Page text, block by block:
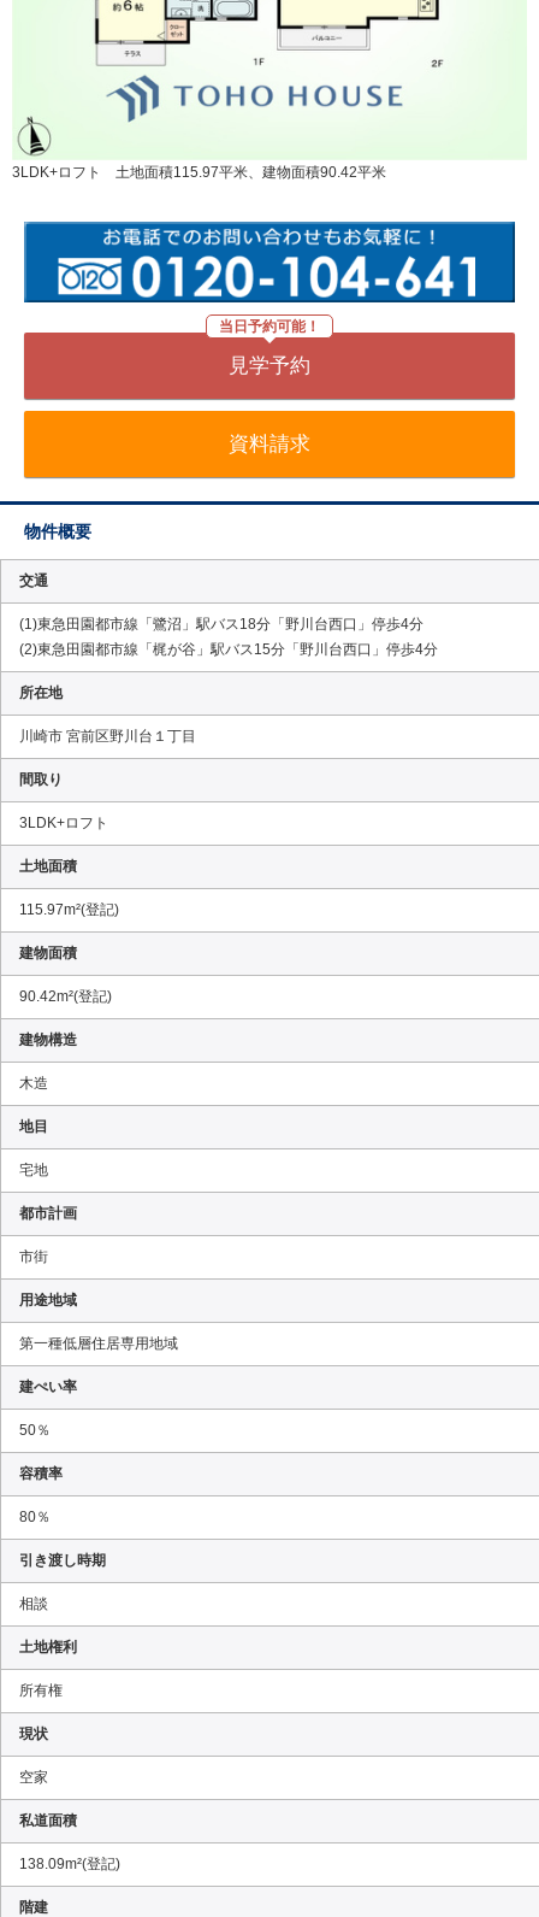
3LDK+ロフト 土地面積115.97平米、建物面積90.42平米
当日予約可能！
見学予約
資料請求
物件概要
交通
(1)東急田園都市線「鷺沼」駅バス18分「野川台西口」停歩4分
(2)東急田園都市線「梶が谷」駅バス15分「野川台西口」停歩4分
所在地
川崎市 宮前区野川台１丁目
間取り
3LDK+ロフト
土地面積
115.97m²(登記)
建物面積
90.42m²(登記)
建物構造
木造
地目
宅地
都市計画
市街
用途地域
第一種低層住居専用地域
建ぺい率
50％
容積率
80％
引き渡し時期
相談
土地権利
所有権
現状
空家
私道面積
138.09m²(登記)
階建